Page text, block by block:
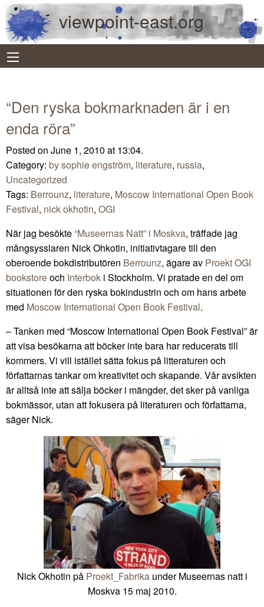
viewpoint-east.org
“Den ryska bokmarknaden är i en
enda röra”
Posted on June 1, 2010 at 13:04.
Category: by sophie engström, literature, russia,
Uncategorized
Tags: Berrounz, literature, Moscow International Open Book
Festival, nick okhotin, OGI
När jag besökte“Museernas Natt” i Moskva, träffade jag
mångsysslaren Nick Ohkotin, initiativtagare till den
oberoende bokdistributören Berrounz, ägare av Proekt OGI
bookstoreoch Interbok i Stockholm. Vi pratade en del om
situationen för den ryska bokindustrin och om hans arbete
med Moscow International Open Book Festival.
– Tanken med “Moscow International Open Book Festival” är
att visa besökarna att böcker inte bara har reducerats till
kommers. Vi vill istället sätta fokus på litteraturen och
författarnas tankar om kreativitet och skapande. Vår avsikten
är alltså inte att sälja böcker i mängder, det sker på vanliga
bokmässor, utan att fokusera på literaturen och författarna,
säger Nick.
Nick Okhotin på Proekt_Fabrikaunder Museernas natt i
Moskva 15 maj 2010.